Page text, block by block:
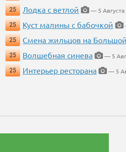
25
Лодка с ветлой
— 5 Августа
25
Куст малины с бабочкой
25
Смена жильцов на
25
Волшебная синева
— 5
25
Интерьер ресторана — 5